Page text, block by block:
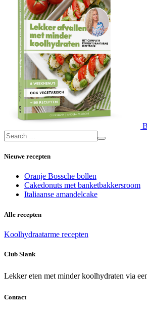
Nieuwe recepten
Oranje Bossche bollen
Cakedonuts met banketbakkersroom
Italiaanse amandelcake
Alle recepten
Koolhydraatarme recepten
Club Slank
Lekker eten met minder koolhydraten via
Contact